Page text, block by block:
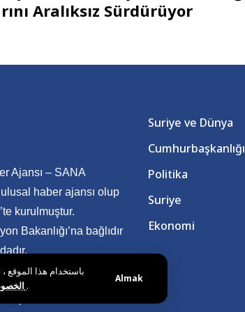
باستخدام هذا الموقع
.
Almak
Aralıksız Sürdürüyor
Ajansı – SANA
haber ajansı olup
kurulmuştur.
Bakanlığı’na bağlıdır
Suriye ve Dünya
Cumhurbaşkanlığı
Politika
Suriye
Ekonomi